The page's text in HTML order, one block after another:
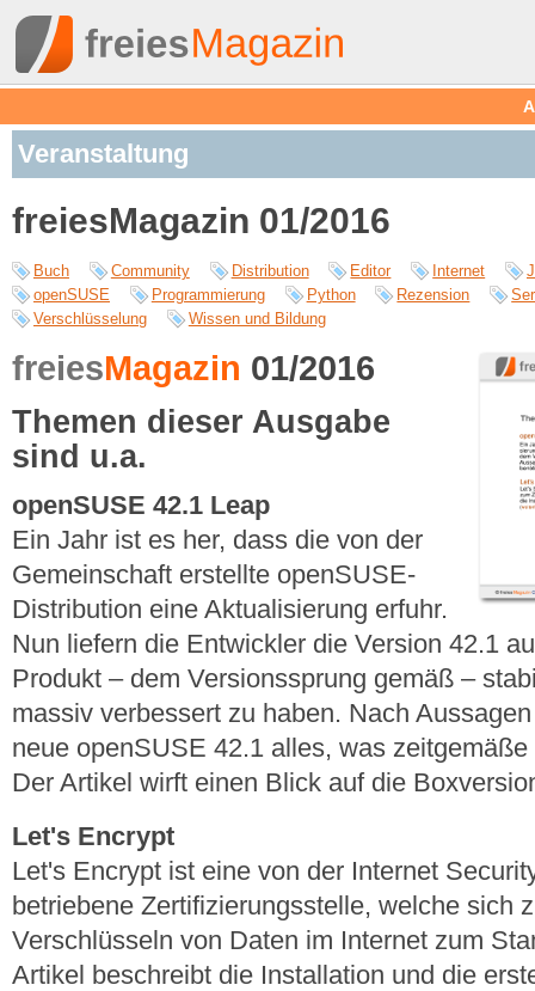
Veranstaltung
freiesMagazin 01/2016
Buch Community Distribution Editor Internet
openSUSE
Programmierung Python Rezension
Verschlüsselung
Wissen und Bildung
freiesMagazin 01/2016
Themen dieser Ausgabe
sind u.a.
openSUSE 42.1 Leap
Ein Jahr ist es her, dass die von der
Gemeinschaft erstellte openSUSE-
Distribution eine Aktualisierung erfuhr.
Nun liefern die Entwickler die Version 42.1
Produkt – dem Versionssprung gemäß –
massiv verbessert zu haben. Nach
neue openSUSE 42.1 alles, was
Der Artikel wirft einen Blick auf die
Let's Encrypt
Let's Encrypt ist eine von der Internet
betriebene Zertifizierungsstelle, welche sich
Verschlüsseln von Daten im Internet zum
Artikel beschreibt die Installation und die